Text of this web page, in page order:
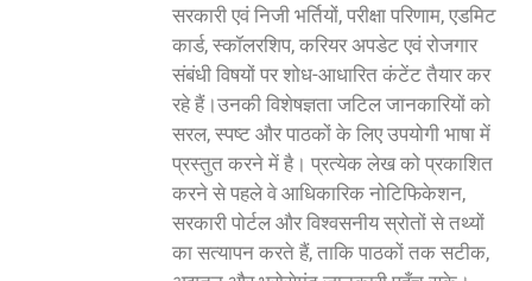
सरकारी एवं निजी भर्तियों, परीक्षा परिणाम, एडमिट
कार्ड, स्कॉलरशिप, करियर अपडेट एवं रोजगार
संबंधी विषयों पर शोध-आधारित कंटेंट तैयार कर
रहे हैं।उनकी विशेषज्ञता जटिल जानकारियों को
सरल, स्पष्ट और पाठकों के लिए उपयोगी भाषा में
प्रस्तुत करने में है। प्रत्येक लेख को प्रकाशित
करने से पहले वे आधिकारिक नोटिफिकेशन,
सरकारी पोर्टल और विश्वसनीय स्रोतों से तथ्यों
का सत्यापन करते हैं, ताकि पाठकों तक सटीक,